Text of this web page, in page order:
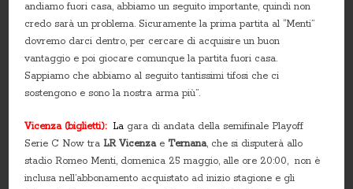
andiamo fuori casa, abbiamo un seguito importante, quindi non
credo sarà un problema. Sicuramente la prima partita al “Menti”
dovremo darci dentro, per cercare di acquisire un buon
vantaggio e poi giocare comunque la partita fuori casa.
Sappiamo che abbiamo al seguito tantissimi tifosi che ci
sostengono e sono la nostra arma più”.
Vicenza (biglietti): La gara di andata della semifinale Playoff
Serie C Now traLR Vicenza e Ternana, che si disputerà allo
stadio Romeo Menti, domenica 25 maggio, alle ore 20:00, non è
inclusa nell’abbonamento acquistato ad inizio stagione e gli